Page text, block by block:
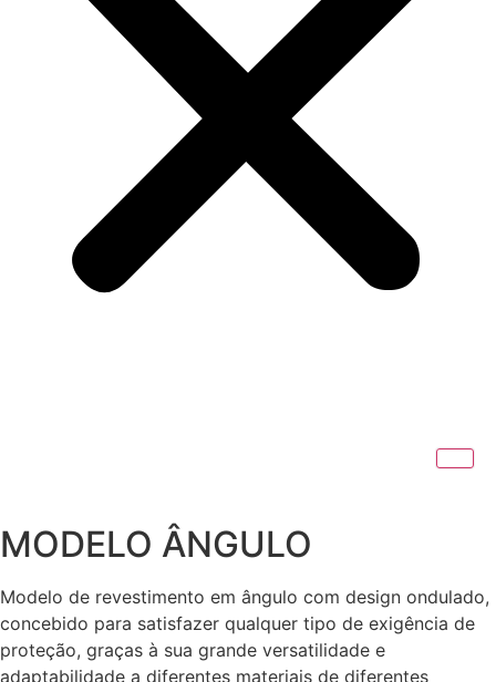
MODELO ÂNGULO
Modelo de revestimento em ângulo com design ondulado,
concebido para satisfazer qualquer tipo de exigência de
proteção, graças à sua grande versatilidade e
adaptabilidade a diferentes materiais de diferentes